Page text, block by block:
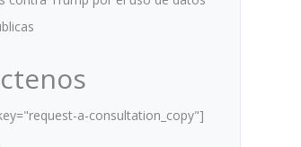
a-consultation_copy"]